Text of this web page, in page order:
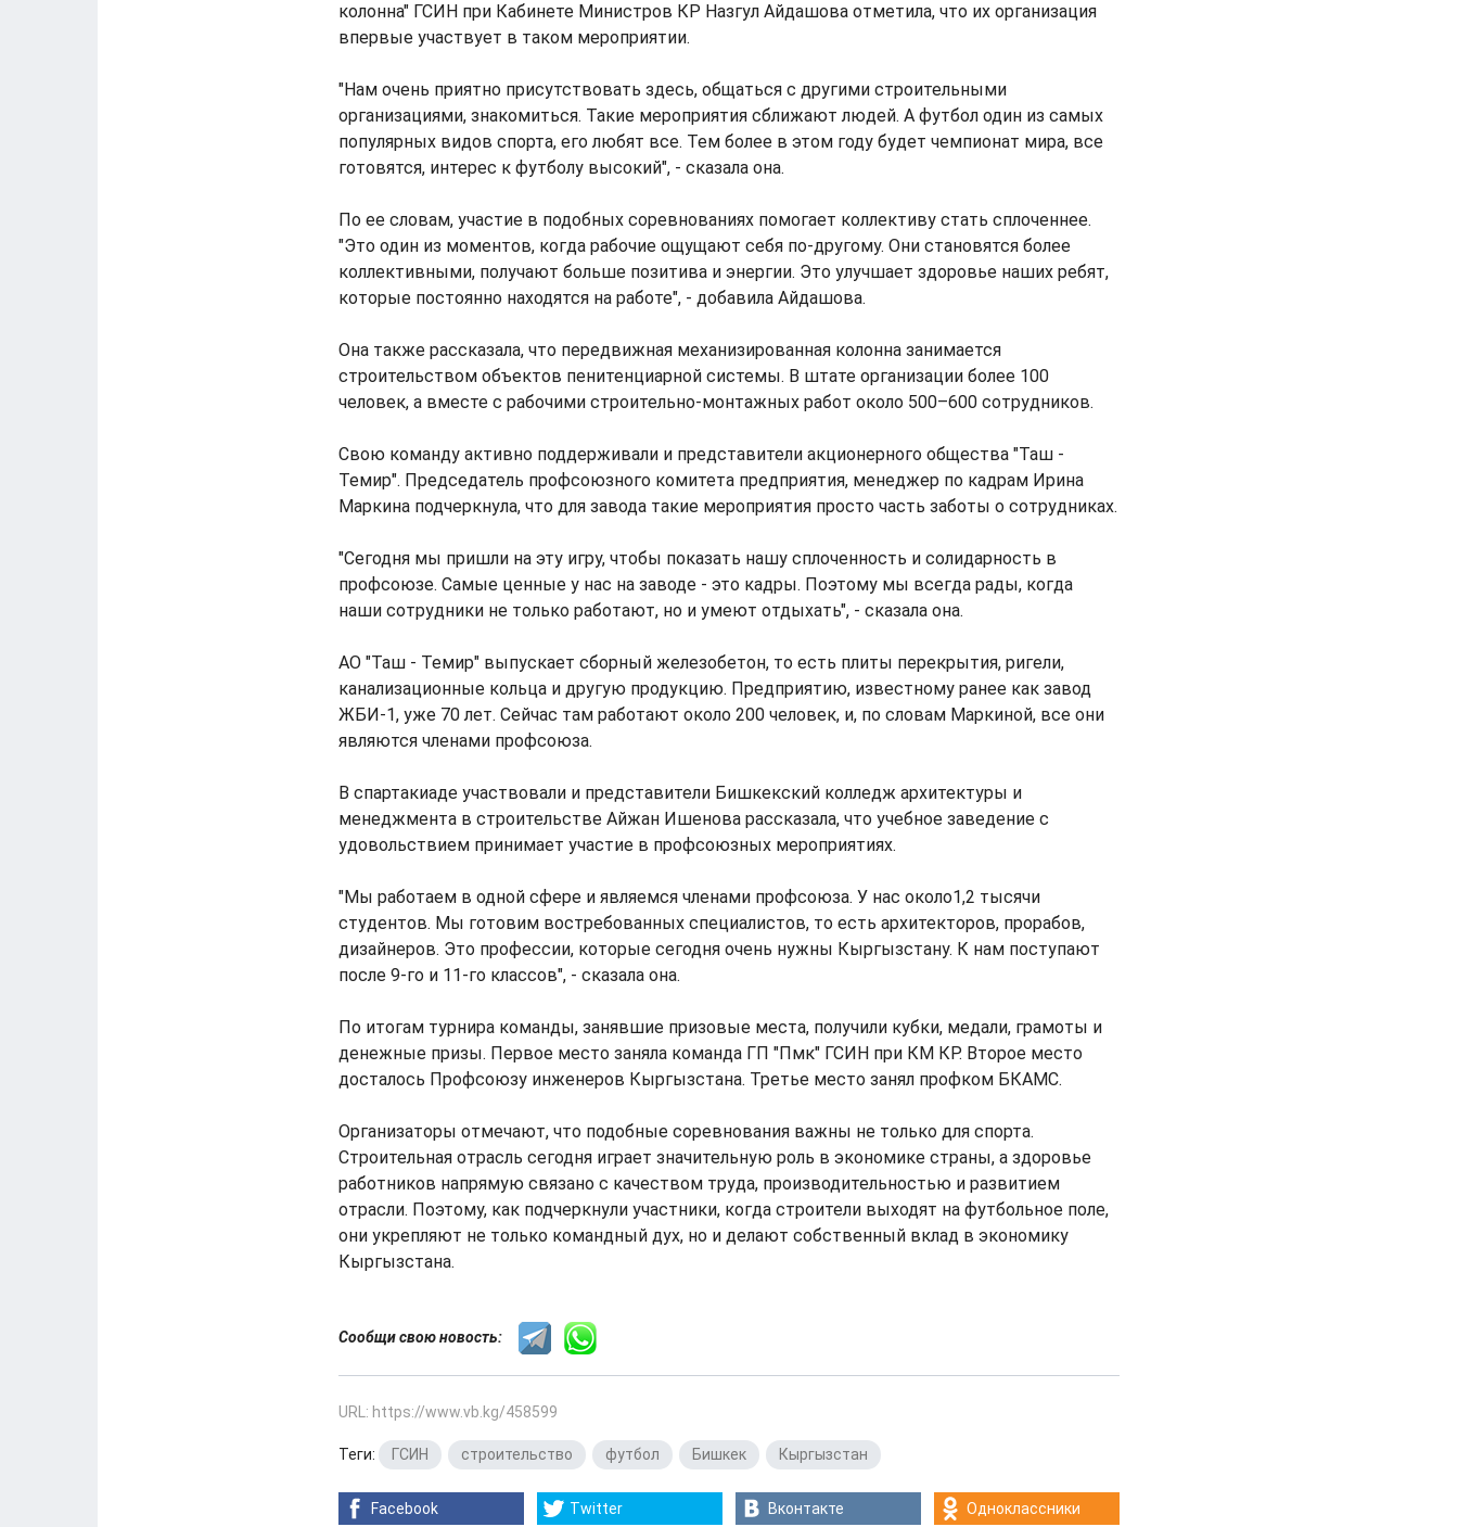
колонна" ГСИН при Кабинете Министров КР Назгул Айдашова отметила, что их организация
впервые участвует в таком мероприятии.
"Нам очень приятно присутствовать здесь, общаться с другими строительными
организациями, знакомиться. Такие мероприятия сближают людей. А футбол один из самых
популярных видов спорта, его любят все. Тем более в этом году будет чемпионат мира, все
готовятся, интерес к футболу высокий", - сказала она.
По ее словам, участие в подобных соревнованиях помогает коллективу стать сплоченнее.
"Это один из моментов, когда рабочие ощущают себя по-другому. Они становятся более
коллективными, получают больше позитива и энергии. Это улучшает здоровье наших ребят,
которые постоянно находятся на работе", - добавила Айдашова.
Она также рассказала, что передвижная механизированная колонна занимается
строительством объектов пенитенциарной системы. В штате организации более 100
человек, а вместе с рабочими строительно-монтажных работ около 500–600 сотрудников.
Свою команду активно поддерживали и представители акционерного общества "Таш -
Темир". Председатель профсоюзного комитета предприятия, менеджер по кадрам Ирина
Маркина подчеркнула, что для завода такие мероприятия просто часть заботы о сотрудниках.
"Сегодня мы пришли на эту игру, чтобы показать нашу сплоченность и солидарность в
профсоюзе. Самые ценные у нас на заводе - это кадры. Поэтому мы всегда рады, когда
наши сотрудники не только работают, но и умеют отдыхать", - сказала она.
АО "Таш - Темир" выпускает сборный железобетон, то есть плиты перекрытия, ригели,
канализационные кольца и другую продукцию. Предприятию, известному ранее как завод
ЖБИ-1, уже 70 лет. Сейчас там работают около 200 человек, и, по словам Маркиной, все они
являются членами профсоюза.
В спартакиаде участвовали и представители Бишкекский колледж архитектуры и
менеджмента в строительстве Айжан Ишенова рассказала, что учебное заведение с
удовольствием принимает участие в профсоюзных мероприятиях.
"Мы работаем в одной сфере и являемся членами профсоюза. У нас около1,2 тысячи
студентов. Мы готовим востребованных специалистов, то есть архитекторов, прорабов,
дизайнеров. Это профессии, которые сегодня очень нужны Кыргызстану. К нам поступают
после 9-го и 11-го классов", - сказала она.
По итогам турнира команды, занявшие призовые места, получили кубки, медали, грамоты и
денежные призы. Первое место заняла команда ГП "Пмк" ГСИН при КМ КР. Второе место
досталось Профсоюзу инженеров Кыргызстана. Третье место занял профком БКАМС.
Организаторы отмечают, что подобные соревнования важны не только для спорта.
Строительная отрасль сегодня играет значительную роль в экономике страны, а здоровье
работников напрямую связано с качеством труда, производительностью и развитием
отрасли. Поэтому, как подчеркнули участники, когда строители выходят на футбольное поле,
они укрепляют не только командный дух, но и делают собственный вклад в экономику
Кыргызстана.
Сообщи свою новость:
URL: https://www.vb.kg/458599
Теги: ГСИН строительство футбол Бишкек Кыргызстан
Facebook Twitter Вконтакте Одноклассники